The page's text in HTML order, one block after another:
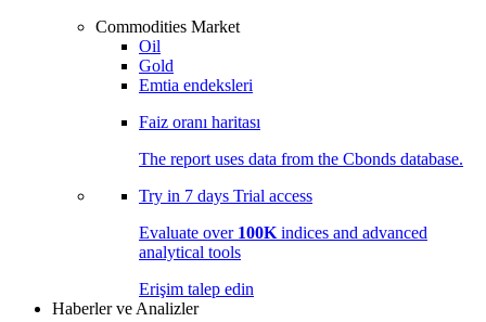
Commodities Market
Oil
Gold
Emtia endeksleri
Faiz oranı haritası
The report uses data from the Cbonds database.
Try in 7 days Trial access
Evaluate over 100K indices and advanced
analytical tools
Erişim talep edin
Haberler ve Analizler